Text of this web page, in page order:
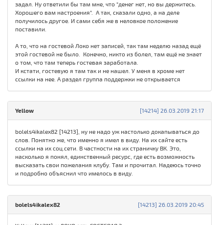
задал. Ну ответили бы там мне, что "денег нет, но вы держитесь.
Хорошего вам настроения". А так, сказали одно, а на деле
получилось другое. И сами себя же в неловкое положение
поставили.
А то, что на гостевой Локо нет записей, так там неделю назад ещё
этой гостевой не было. Конечно, никто из болел, там ещё не знает
о том, что там теперь гостевая заработала.
И кстати, гостевую я там так и не нашел. У меня в хроме нет
ссылки на нее. А раздел группа поддержки не открывается
[14214] 26.03.2019 21:17
Yellow
bolels4ikalex82 [14213], ну не надо уж настолько докапываться до
слов. Понятно же, что именно я имел в виду. На их сайте есть
ссылки на их соц.сети. В частности на их страничку ВК. Это,
насколько я понял, единственный ресурс, где есть возможность
высказать свои пожелания клубу. Там и прочитал. Надеюсь точно
и подробно объяснил что имелось в виду.
[14213] 26.03.2019 20:45
bolels4ikalex82